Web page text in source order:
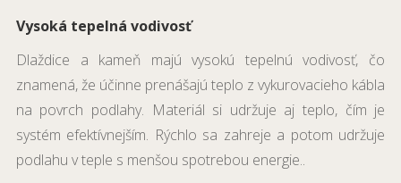
Vysoká tepelná vodivosť
Dlaždice a kameň majú vysokú tepelnú vodivosť, čo
znamená, že účinne prenášajú teplo z vykurovacieho kábla
na povrch podlahy. Materiál si udržuje aj teplo, čím je
systém efektívnejším. Rýchlo sa zahreje a potom udržuje
podlahu v teple s menšou spotrebou energie..